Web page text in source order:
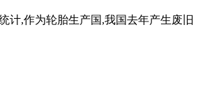
计,作为轮胎生产国,我国去年产生废旧